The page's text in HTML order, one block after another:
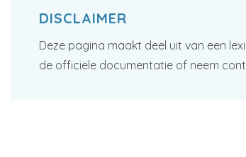
DISCLAIMER
Deze pagina maakt deel uit van een
de officiële documentatie of neem